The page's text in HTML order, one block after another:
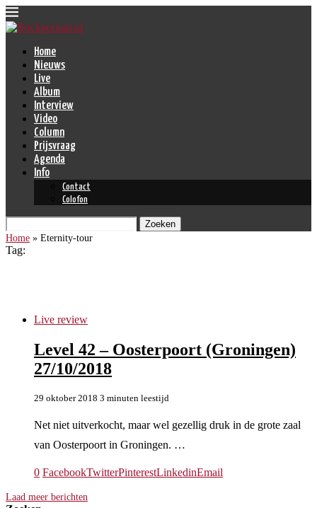
Home
Nieuws
Live
Album
Interview
Video
Column
Prijsvraag
Agenda
Info
Contact
Colofon
Zoeken
Home » Eternity-tour
Tag:
Live review
Level 42 – Oosterpoort (Groningen)
27/10/2018
29 oktober 2018 3 minuten leestijd
Net niet uitverkocht, maar wel gezellig druk in de grote zaal
van Oosterpoort in Groningen. …
0 FacebookTwitterPinterestLinkedinEmail
Laad meer berichten